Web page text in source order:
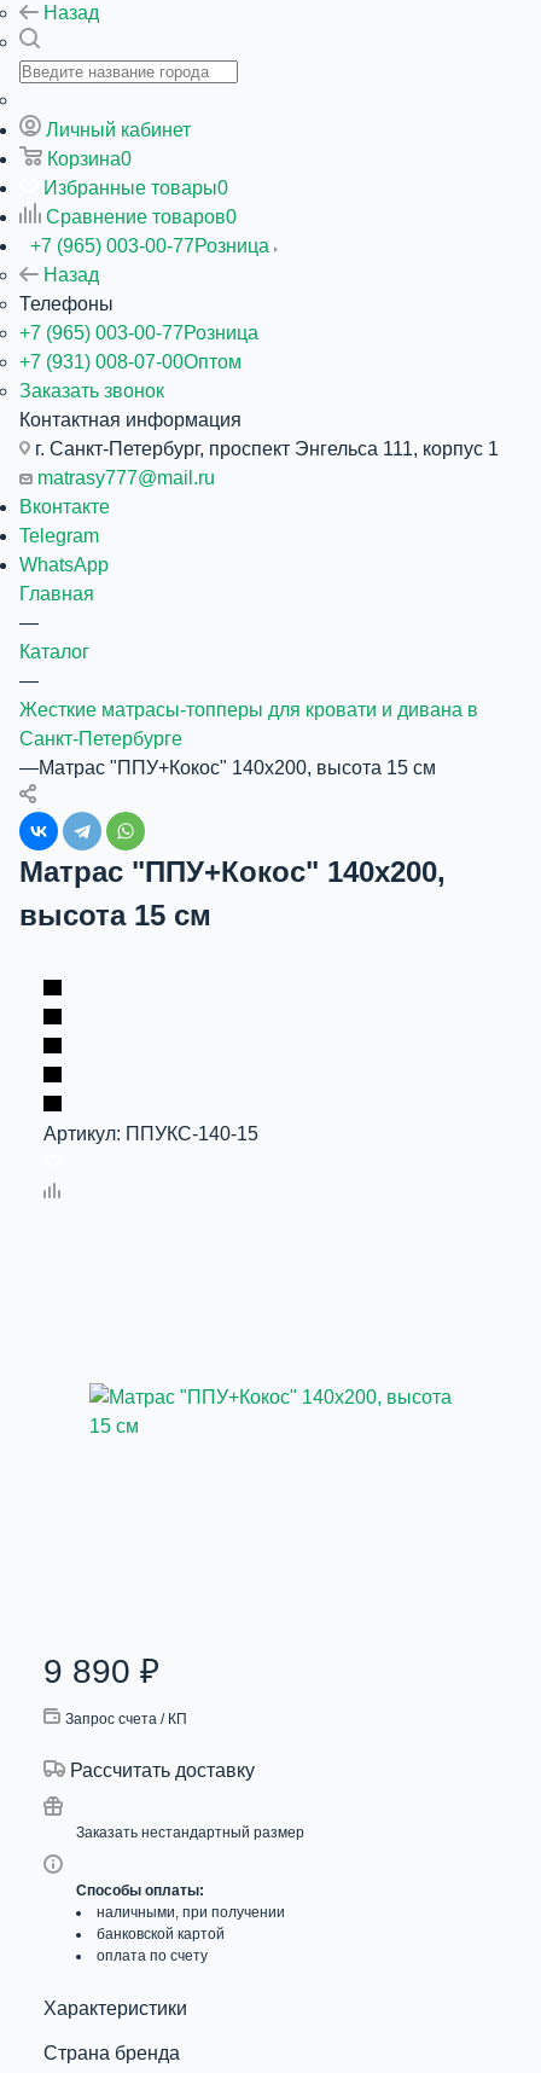
Назад
Личный кабинет
Корзина0
Избранные товары0
Сравнение товаров0
+7 (965) 003-00-77Розница
Назад
Телефоны
+7 (965) 003-00-77Розница
+7 (931) 008-07-00Оптом
Заказать звонок
Контактная информация
г. Санкт-Петербург, проспект Энгельса 111, корпус 1
matrasy777@mail.ru
Вконтакте
Telegram
WhatsApp
Главная
—
Каталог
—
Жесткие матрасы-топперы для кровати и дивана в
Санкт-Петербурге
—Матрас "ППУ+Кокос" 140x200, высота 15 см
Матрас "ППУ+Кокос" 140x200,
высота 15 см
Артикул: ППУКС-140-15
9 890 ₽
Запрос счета / КП
Рассчитать доставку
Заказать нестандартный размер
Способы оплаты:
наличными, при получении
банковской картой
оплата по счету
Характеристики
Страна бренда